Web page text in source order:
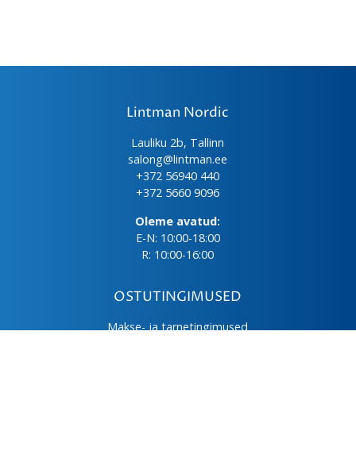
Lintman Nordic
Lauliku 2b, Tallinn
salong@lintman.ee
+372 56940 440
+372 5660 9096
Oleme avatud:
E-N: 10:00-18:00
R: 10:00-16:00
OSTUTINGIMUSED
Makse- ja tarnetingimused